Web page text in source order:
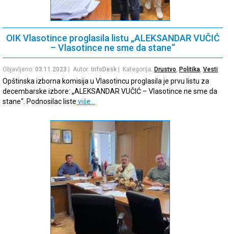
OIK Vlasotince proglasila listu „ALEKSANDAR VUČIĆ
– Vlasotince ne sme da stane“
Objavljeno: 03.11.2023 | Autor: InfoDesk | Kategorija: Drustvo, Politika, Vesti
Opštinska izborna komisija u Vlasotincu proglasila je prvu listu za
decembarske izbore: „ALEKSANDAR VUČIĆ – Vlasotince ne sme da
stane“. Podnosilac liste više…